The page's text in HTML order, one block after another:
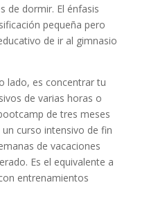
de dormir. El énfasis
pequeña pero
de ir al gimnasio
lado, es concentrar tu
de varias horas o
de tres meses
curso intensivo de fin
de vacaciones
Es el equivalente a
entrenamientos